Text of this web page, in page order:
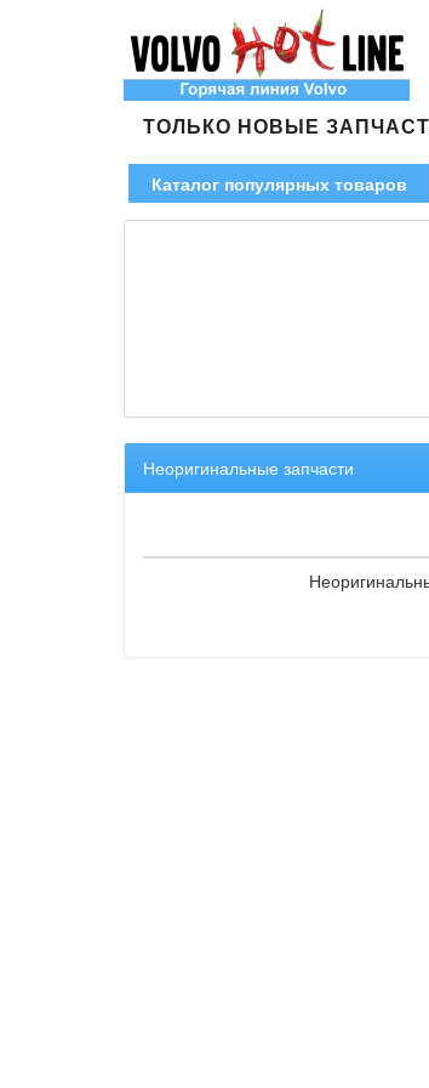
ТОЛЬКО НОВЫЕ
Каталог популярных товаров
Неоригинальные запчасти